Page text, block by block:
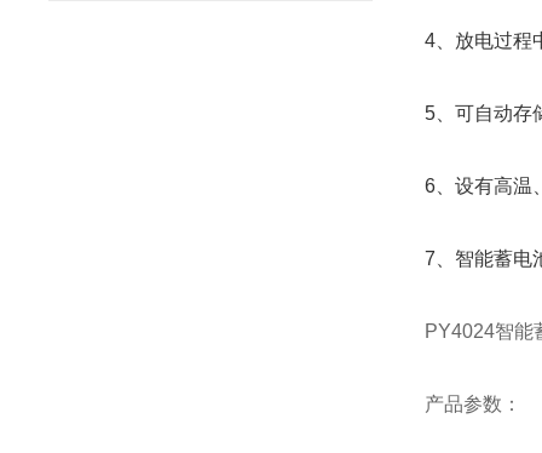
4、放电过程
5、可自动存
6、设有高温
7、智能蓄电
PY4024智能
产品参数：